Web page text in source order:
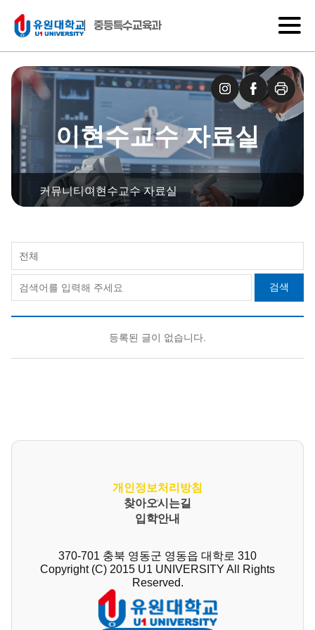
중등특수교육과
이현수교수 자료실
커뮤니티이현수교수 자료실
전체
검색
등록된 글이 없습니다.
개인정보처리방침
찾아오시는길
입학안내
370-701 충북 영동군 영동읍 대학로 310
Copyright (C) 2015 U1 UNIVERSITY All Rights
Reserved.